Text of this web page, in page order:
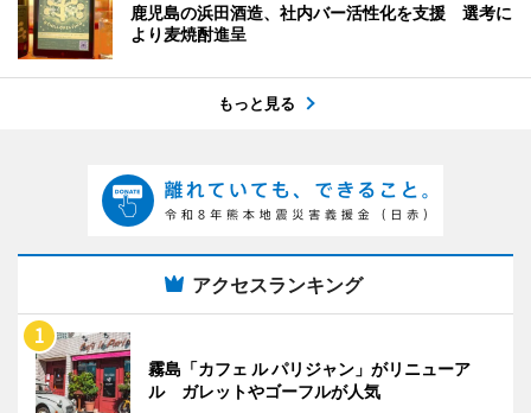
鹿児島の浜田酒造、社内バー活性化を支援 選考に
より麦焼酎進呈
もっと見る
アクセスランキング
霧島「カフェ ル パリジャン」がリニューア
ル ガレットやゴーフルが人気